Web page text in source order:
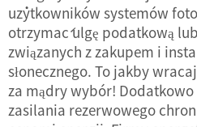
użytkowników systemów
otrzymać ulgę podatkową
związanych z zakupem i
słonecznego. To jakby
za mądry wybór! Dodatkowo
zasilania rezerwowego